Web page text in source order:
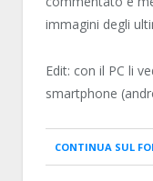
immagini degli
Edit: con il PC li
smartphone
CONTINUA SUL